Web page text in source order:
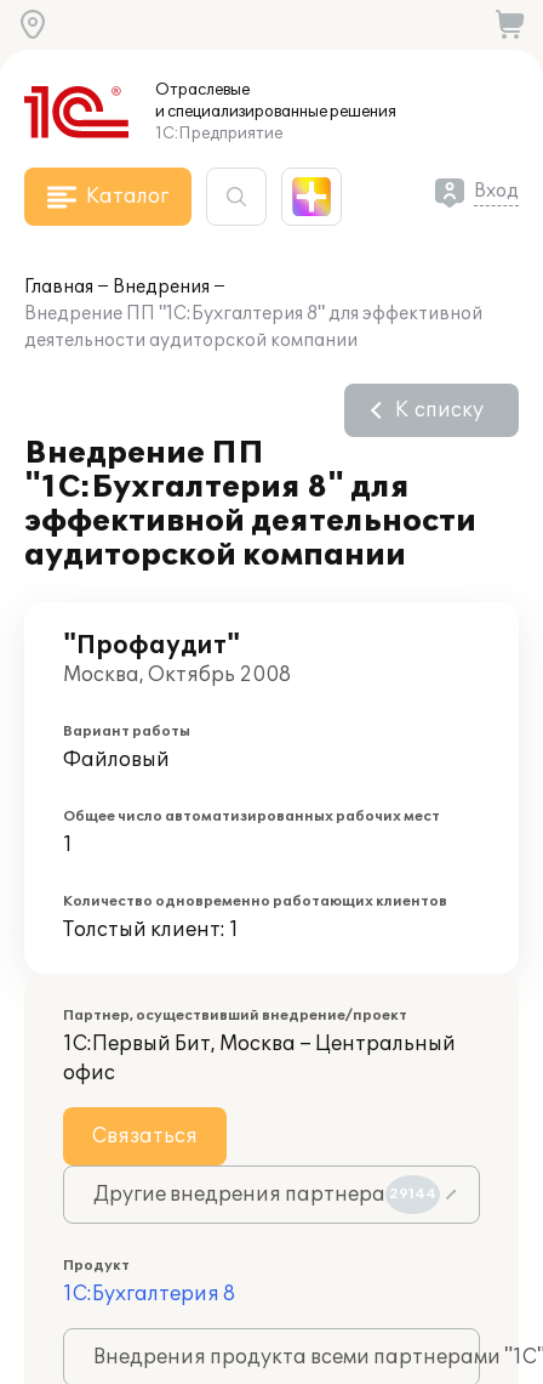
Отраслевые
и специализированныерешения
1С:Предприятие
Каталог Вход
Главная
Внедрения
Внедрение ПП "1С:Бухгалтерия 8" для эффективной
деятельности аудиторской компании
Внедрение ПП
"1С:Бухгалтерия 8" для
эффективной деятельности
аудиторской компании
К списку
"Профаудит"
Москва, Октябрь 2008
Вариант работы
Файловый
Общее число автоматизированных рабочих мест
1
Количество одновременно работающих клиентов
Толстый клиент: 1
Партнер, осуществивший внедрение/проект
1С:Первый Бит, Москва – Центральный
офис
Связаться
Другие внедрения партнера 29144
Продукт
1С:Бухгалтерия 8
Внедрения продукта всеми партнерами